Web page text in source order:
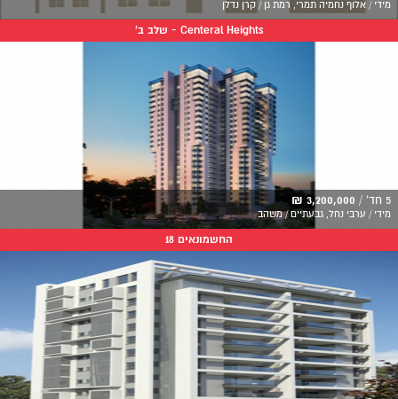
מידי / אלוף נחמיה תמרי, רמת גן / קרן נדלן
Centeral Heights - שלב ב'
5 חד' / 3,200,000 ₪
מידי / ערבי נחל, גבעתיים / משהב
החשמונאים 18